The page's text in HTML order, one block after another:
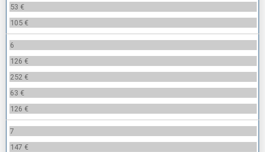
53 €
105 €
6
126 €
252 €
63 €
126 €
7
147 €